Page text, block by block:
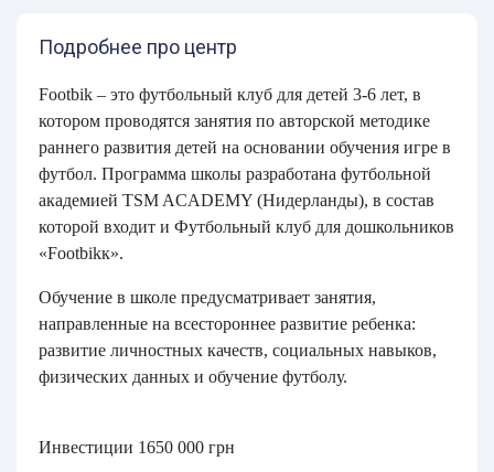
Подробнее про центр
Footbik – это футбольный клуб для детей 3-6 лет, в
котором проводятся занятия по авторской методике
раннего развития детей на основании обучения игре в
футбол. Программа школы разработана футбольной
академией TSM ACADEMY (Нидерланды), в состав
которой входит и Футбольный клуб для дошкольников
«Footbikк».
Обучение в школе предусматривает занятия,
направленные на всестороннее развитие ребенка:
развитие личностных качеств, социальных навыков,
физических данных и обучение футболу.
Инвестиции 1650 000 грн